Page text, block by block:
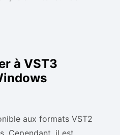
à VST3
aux formats VST2